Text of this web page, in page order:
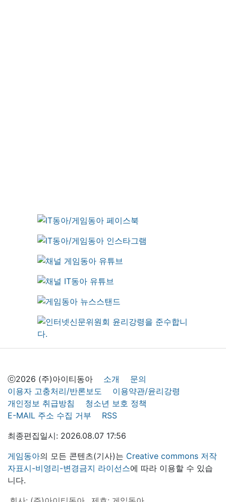
ⓒ2026 (주)아이티동아 소개
문의
이용자 고충처리/반론보도
이용약관/윤리강령
개인정보 취급방침
청소년 보호 정책
E-MAIL 주소 수집 거부
RSS
최종편집일시: 2026.08.07 17:56
게임동아의 모든 콘텐츠(기사)는 Creative commons 저작
자표시-비영리-변경금지 라이선스에 따라 이용할 수 있습
니다.